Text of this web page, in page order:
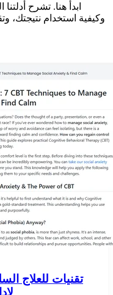
ابدأ هنا. تشرح